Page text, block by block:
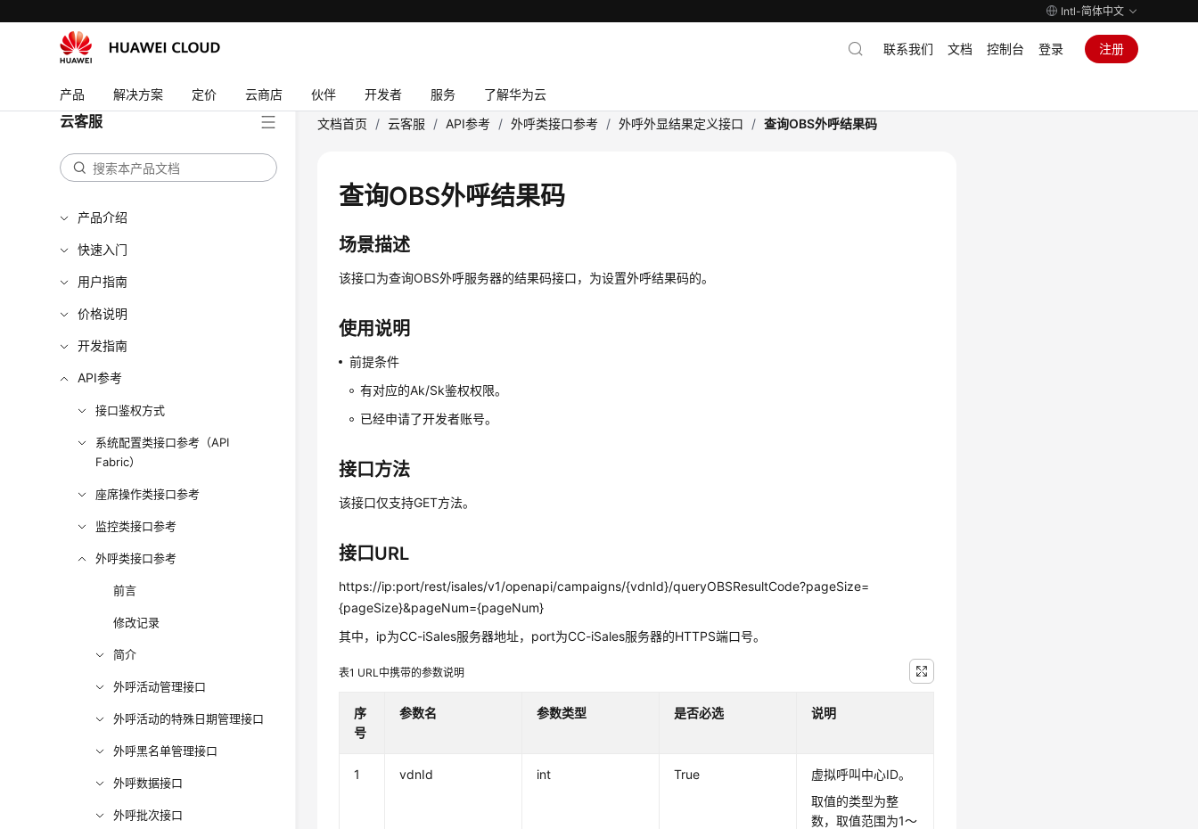
Intl-简体中文
产品 解决方案 定价 云商店 伙伴 开发者 服务 了解华为云
联系我们 文档 控制台 登录 注册
云客服
产品介绍
快速入门
用户指南
价格说明
开发指南
API参考
接口鉴权方式
系统配置类接口参考（API
Fabric）
座席操作类接口参考
监控类接口参考
外呼类接口参考
前言
修改记录
简介
外呼活动管理接口
外呼活动的特殊日期管理接口
外呼黑名单管理接口
外呼数据接口
外呼批次接口
文档首页 / 云客服 / API参考 / 外呼类接口参考 / 外呼外显结果定义接口 / 查询OBS外呼结果码
查询OBS外呼结果码
场景描述
该接口为查询OBS外呼服务器的结果码接口，为设置外呼结果码的。
使用说明
前提条件
有对应的Ak/Sk鉴权权限。
已经申请了开发者账号。
接口方法
该接口仅支持GET方法。
接口URL
https://ip:port/rest/isales/v1/openapi/campaigns/{vdnId}/queryOBSResultCode?pageSize=
{pageSize}&pageNum={pageNum}
其中，ip为CC-iSales服务器地址，port为CC-iSales服务器的HTTPS端口号。
表1 URL中携带的参数说明
序
号
参数名 参数类型 是否必选 说明
1 vdnId int True
虚拟呼叫中心ID。
取值的类型为整
数，取值范围为1～